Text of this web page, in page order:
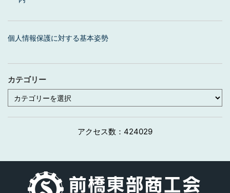
個人情報保護に対する基本姿勢
カテゴリー
カ
テ
ゴ
リ
アクセス数： 424029